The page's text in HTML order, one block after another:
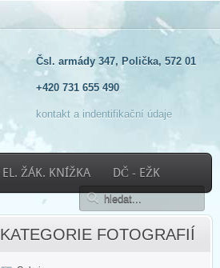
Čsl. armády 347, Polička, 572 01
+420 731 655 490
kontakt a indentifikační údaje
EL. ŽÁK. KNÍŽKA DČ - EŽK
KATEGORIE FOTOGRAFIÍ